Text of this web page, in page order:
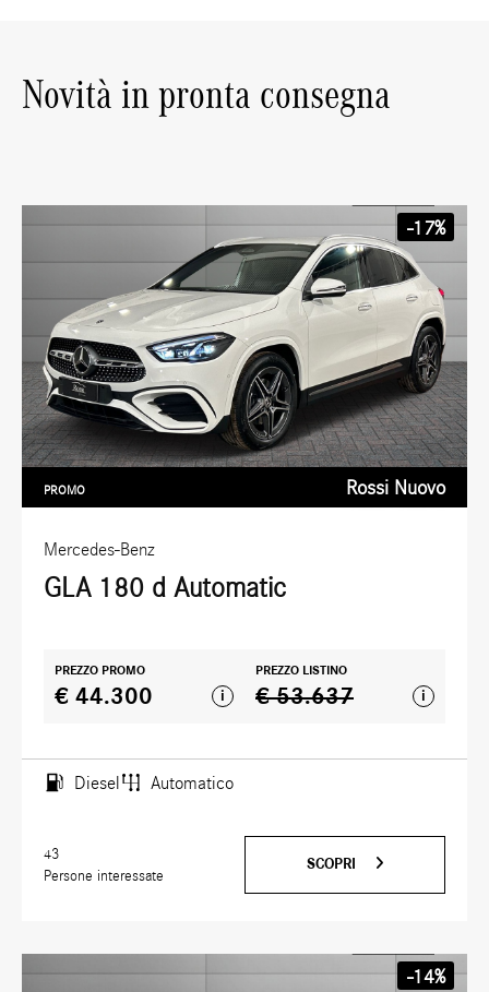
Novità in pronta consegna
Mercedes-Benz
GLA 180 d Automatic
PROMO Rossi Nuovo
-17%
PREZZO PROMO
€ 44.300 i
PREZZO LISTINO
€ 53.637 i
Diesel Automatico
43
Persone interessate
SCOPRI
-14%